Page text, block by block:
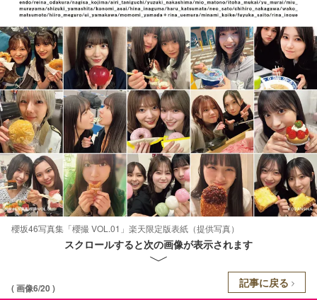
櫻坂46写真集「櫻撮 VOL.01」楽天限定版表紙（提供写真）
スクロールすると次の画像が表示されます
( 画像6/20 ) 記事に戻る